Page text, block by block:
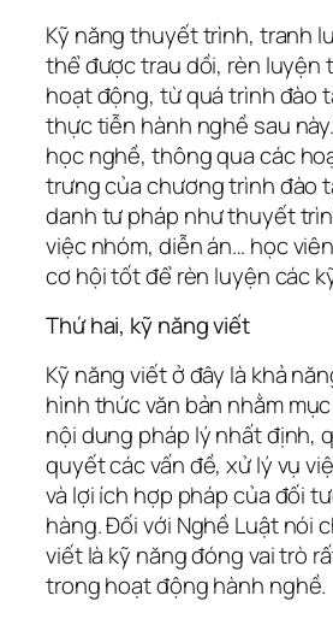
Kỹ năng thuyết trình, tranh
thể được trau dồi, rèn luyện
hoạt động, từ quá trình đào
thực tiễn hành nghề sau
học nghề, thông qua các
trưng của chương trình đào
danh tư pháp như thuyết
việc nhóm, diễn án… học
cơ hội tốt để rèn luyện các
Thứ hai, kỹ năng viết
Kỹ năng viết ở đây là khả
hình thức văn bản nhằm
nội dung pháp lý nhất định,
quyết các vấn đề, xử lý vụ
và lợi ích hợp pháp của đối
hàng. Đối với Nghề Luật nói
viết là kỹ năng đóng vai trò
trong hoạt động hành nghề.